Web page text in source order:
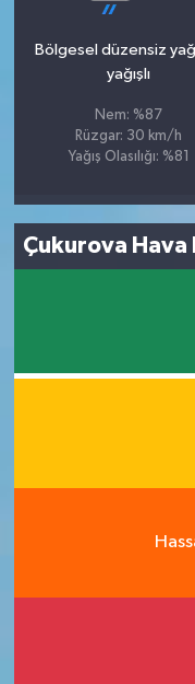
Bölgesel düzensiz
yağışlı
Nem: %87
Rüzgar: 30 km/h
Yağış Olasılığı: %81
Çukurova Hava